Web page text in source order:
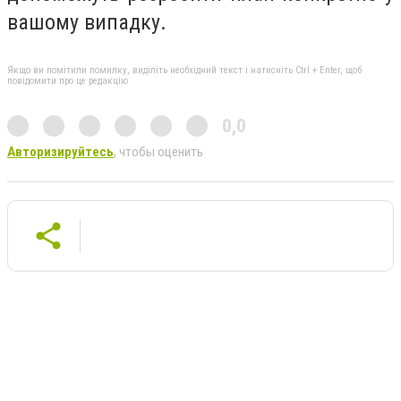
вашому випадку.
Якщо ви помітили помилку, виділіть необхідний текст і натисніть Ctrl + Enter, щоб
повідомити про це редакцію
0,0
Авторизируйтесь, чтобы оценить